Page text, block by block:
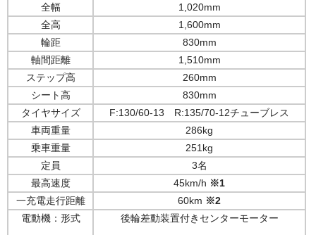
電動ミニカー
電動トライク
どうやって購入するの？
お問い合わせ / お見積もり
全幅
1,020mm
全高
1,600mm
輪距
830mm
軸間距離
1,510mm
ステップ高
260mm
シート高
830mm
タイヤサイズ
F:130/60-13 R:135/70-12チューブレス
車両重量
286kg
乗車重量
251kg
定員
3名
最高速度
45km/h ※1
一充電走行距離
60km ※2
電動機：形式
後輪差動装置付きセンターモーター